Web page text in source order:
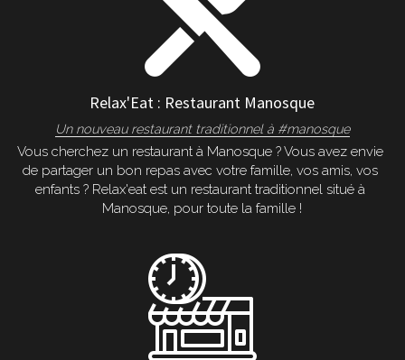
Relax'Eat : Restaurant Manosque
Un nouveau restaurant traditionnel à #manosque
Vous cherchez un restaurant à Manosque ? Vous avez envie
de partager un bon repas avec votre famille, vos amis, vos
enfants ? Relax'eat est un restaurant traditionnel situé à
Manosque, pour toute la famille !